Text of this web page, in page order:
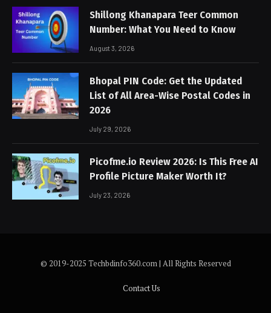
Shillong Khanapara Teer Common
Number: What You Need to Know
August 3, 2026
Bhopal PIN Code: Get the Updated
List of All Area-Wise Postal Codes in
2026
July 29, 2026
Picofme.io Review 2026: Is This Free AI
Profile Picture Maker Worth It?
July 23, 2026
© 2019-2025 Techbdinfo360.com | All Rights Reserved
Contact Us